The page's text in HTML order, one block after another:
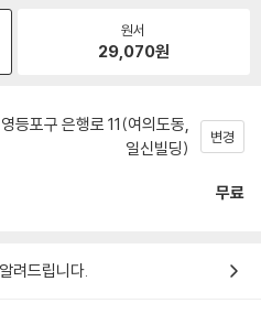
원서
29,070원
등포구 은행로 11(여의도동,
일신빌딩)
변경
무료
려드립니다.